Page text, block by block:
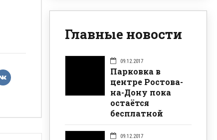
Главные новости
09.12.2017
Парковка в
центре Ростова-
на-Дону пока
остаётся
бесплатной
09.12.2017